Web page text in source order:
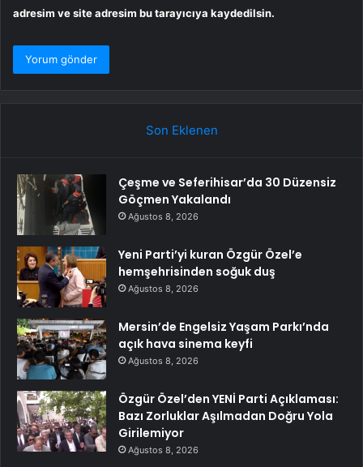
adresim ve site adresim bu tarayıcıya kaydedilsin.
Son Eklenen
Çeşme ve Seferihisar’da 30 Düzensiz
Göçmen Yakalandı
Ağustos 8, 2026
Yeni Parti’yi kuran Özgür Özel’e
hemşehrisinden soğuk duş
Ağustos 8, 2026
Mersin’de Engelsiz Yaşam Parkı’nda
açık hava sinema keyfi
Ağustos 8, 2026
Özgür Özel’den YENİ Parti Açıklaması:
Bazı Zorluklar Aşılmadan Doğru Yola
Girilemiyor
Ağustos 8, 2026